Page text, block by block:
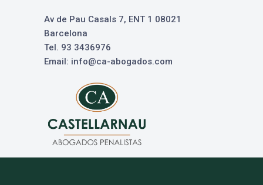
Av de Pau Casals 7, ENT 1 08021
Barcelona
Tel. 93 3436976
Email: info@ca-abogados.com